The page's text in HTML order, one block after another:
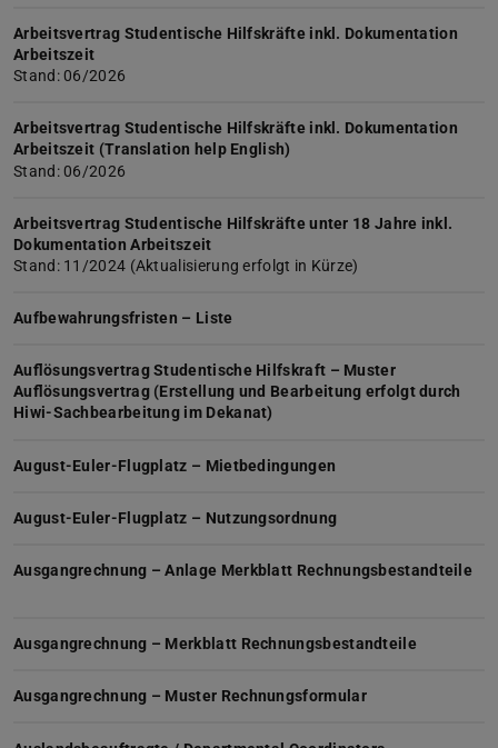
Arbeitsvertrag Studentische Hilfskräfte inkl. Dokumentation
Arbeitszeit
Stand: 06/2026
Arbeitsvertrag Studentische Hilfskräfte inkl. Dokumentation
Arbeitszeit (Translation help English)
Stand: 06/2026
Arbeitsvertrag Studentische Hilfskräfte unter 18 Jahre inkl.
Dokumentation Arbeitszeit
Stand: 11/2024 (Aktualisierung erfolgt in Kürze)
Aufbewahrungsfristen – Liste
Auflösungsvertrag Studentische Hilfskraft – Muster
Auflösungsvertrag (Erstellung und Bearbeitung erfolgt durch
Hiwi-Sachbearbeitung im Dekanat)
August-Euler-Flugplatz – Mietbedingungen
August-Euler-Flugplatz – Nutzungsordnung
Ausgangrechnung – Anlage Merkblatt Rechnungsbestandteile
Ausgangrechnung – Merkblatt Rechnungsbestandteile
Ausgangrechnung – Muster Rechnungsformular